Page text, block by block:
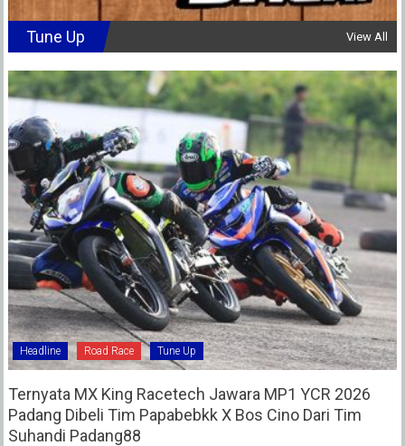
Tune Up View All
Headline Road Race Tune Up
Ternyata MX King Racetech Jawara MP1 YCR 2026
Padang Dibeli Tim Papabebkk X Bos Cino Dari Tim
Suhandi Padang88